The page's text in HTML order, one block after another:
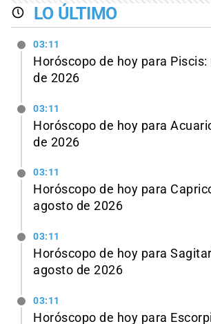
LO ÚLTIMO
03:11
Horóscopo de hoy para
de 2026
03:11
Horóscopo de hoy para
de 2026
03:11
Horóscopo de hoy para
agosto de 2026
03:11
Horóscopo de hoy para
agosto de 2026
03:11
Horóscopo de hoy para